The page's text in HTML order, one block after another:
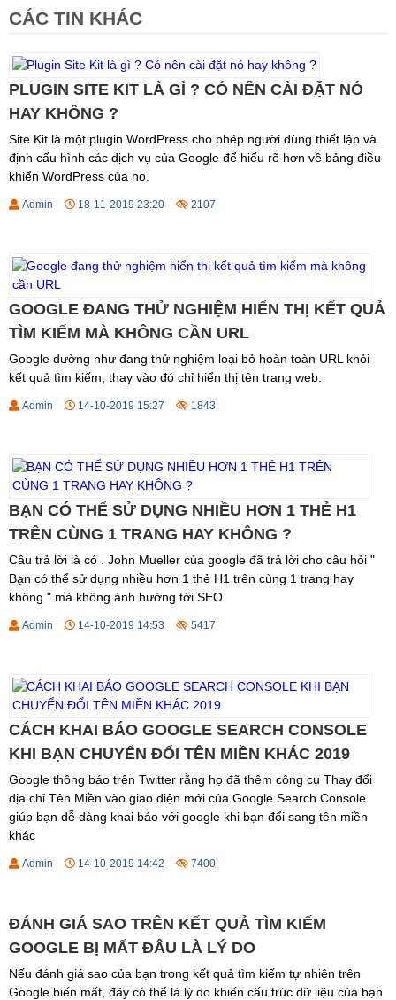
CÁC TIN KHÁC
PLUGIN SITE KIT LÀ GÌ ? CÓ NÊN CÀI ĐẶT NÓ
HAY KHÔNG ?
Site Kit là một plugin WordPress cho phép người dùng thiết lập và
định cấu hình các dịch vụ của Google để hiểu rõ hơn về bảng điều
khiển WordPress của họ.
Admin 18-11-2019 23:20 2107
GOOGLE ĐANG THỬ NGHIỆM HIỂN THỊ KẾT QUẢ
TÌM KIẾM MÀ KHÔNG CẦN URL
Google dường như đang thử nghiệm loại bỏ hoàn toàn URL khỏi
kết quả tìm kiếm, thay vào đó chỉ hiển thị tên trang web.
Admin 14-10-2019 15:27 1843
BẠN CÓ THỂ SỬ DỤNG NHIỀU HƠN 1 THẺ H1
TRÊN CÙNG 1 TRANG HAY KHÔNG ?
Câu trả lời là có . John Mueller của google đã trả lời cho câu hỏi "
Bạn có thể sử dụng nhiều hơn 1 thẻ H1 trên cùng 1 trang hay
không " mà không ảnh hưởng tới SEO
Admin 14-10-2019 14:53 5417
CÁCH KHAI BÁO GOOGLE SEARCH CONSOLE
KHI BẠN CHUYỂN ĐỔI TÊN MIỀN KHÁC 2019
Google thông báo trên Twitter rằng họ đã thêm công cụ Thay đổi
địa chỉ Tên Miền vào giao diện mới của Google Search Console
giúp bạn dễ dàng khai báo với google khi bạn đổi sang tên miền
khác
Admin 14-10-2019 14:42 7400
ĐÁNH GIÁ SAO TRÊN KẾT QUẢ TÌM KIẾM
GOOGLE BỊ MẤT ĐÂU LÀ LÝ DO
Nếu đánh giá sao của bạn trong kết quả tìm kiếm tự nhiên trên
Google biến mất, đây có thể là lý do khiến cấu trúc dữ liệu của bạn